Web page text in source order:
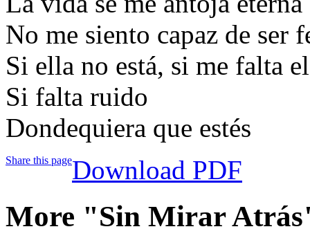
No me siento capaz de ser
Si ella no está, si me falta
Si falta ruido
Dondequiera que estés
Share this pageDownload PDF
More "Sin Mirar